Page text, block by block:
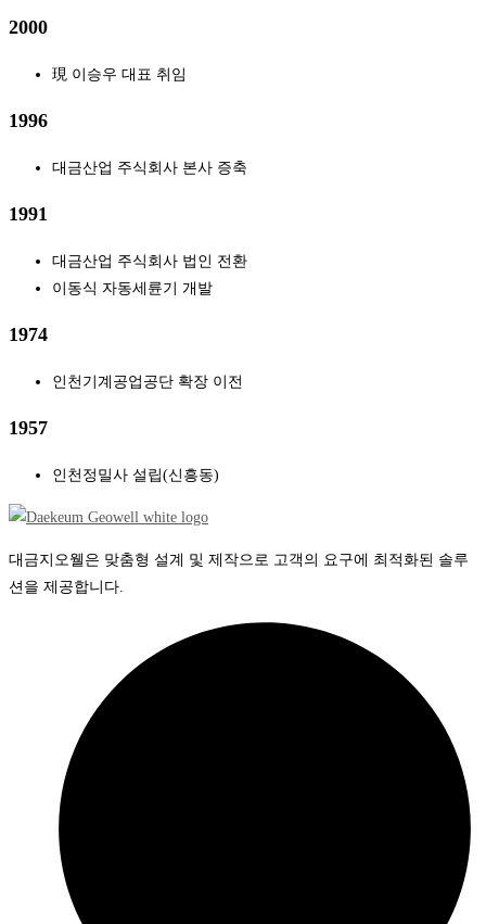
2000
現 이승우 대표 취임
1996
대금산업 주식회사 본사 증축
1991
대금산업 주식회사 법인 전환
이동식 자동세륜기 개발
1974
인천기계공업공단 확장 이전
1957
인천정밀사 설립(신흥동)
대금지오웰은 맞춤형 설계 및 제작으로 고객의 요구에 최적화된 솔루
션을 제공합니다.